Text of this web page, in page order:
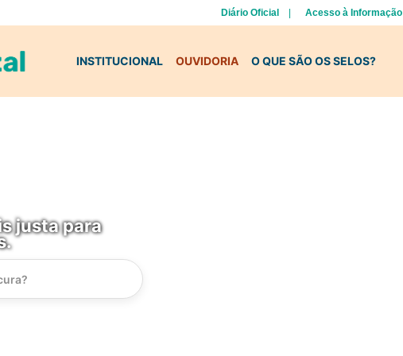
Diário Oficial Acesso à Informação
INSTITUCIONAL OUVIDORIA O QUE SÃO OS SELOS?
justa para